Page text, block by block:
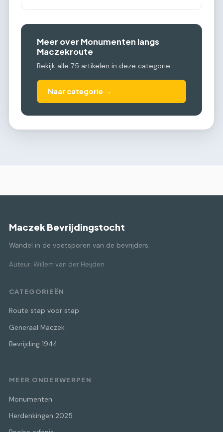
Meer over Monumenten langs
Maczekroute
Bekijk alle 75 artikelen in deze categorie.
Naar categorie →
Maczek Bevrijdingstocht
Wandel in de voetsporen van de bevrijders.
Auteur: Willem van der Heijden
CATEGORIEËN
Route stap voor stap
Generaal Maczek
Bevrijding 1944
MEER ONDERWERPEN
Monumenten
Herdenkingen 2025